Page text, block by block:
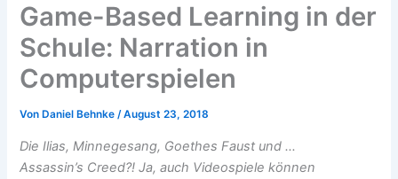
Game-Based Learning in der
Schule: Narration in
Computerspielen
Von Daniel Behnke/August 23, 2018
Die Ilias, Minnegesang, Goethes Faust und …
Assassin’s Creed?! Ja, auch Videospiele können